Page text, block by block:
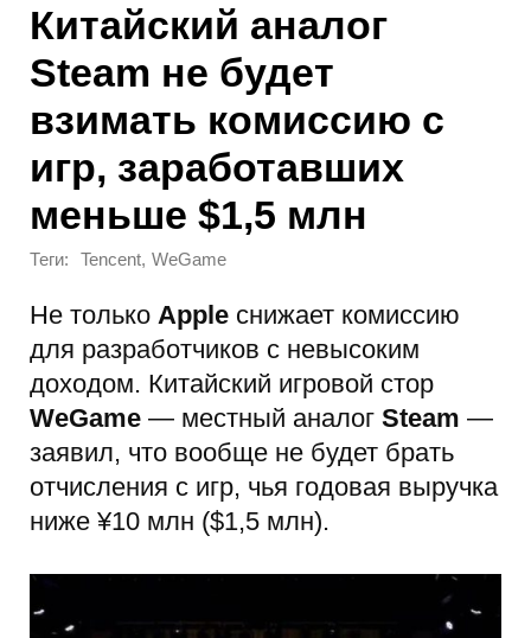
Китайский аналог
Steam не будет
взимать комиссию с
игр, заработавших
меньше $1,5 млн
Теги: Tencent, WeGame
Не только Apple снижает комиссию
для разработчиков с невысоким
доходом. Китайский игровой стор
WeGame — местный аналог Steam —
заявил, что вообще не будет брать
отчисления с игр, чья годовая выручка
ниже ¥10 млн ($1,5 млн).